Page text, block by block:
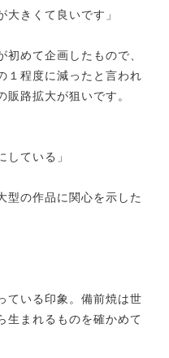
大きくて良いです」
めて企画したもので、
１程度に減ったと言われ
路拡大が狙いです。
している」
型の作品に関心を示した
ている印象。備前焼は世
生まれるものを確かめて